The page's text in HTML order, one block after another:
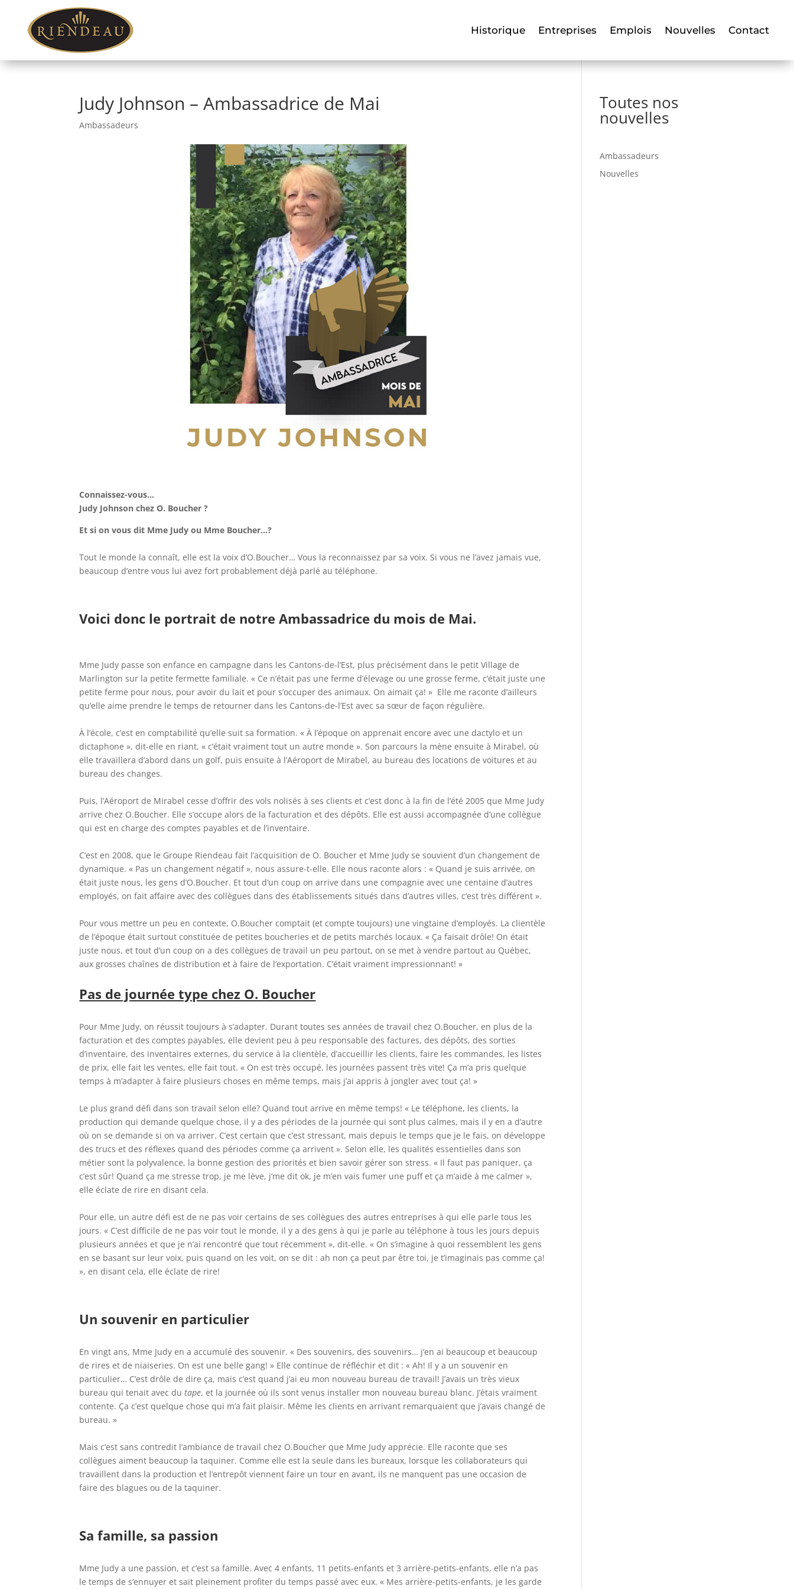
Historique Entreprises Emplois Nouvelles Contact
Judy Johnson – Ambassadrice de Mai
Ambassadeurs
Connaissez-vous…
Judy Johnson chez O. Boucher ?
Et si on vous dit Mme Judy ou Mme Boucher…?
Tout le monde la connaît, elle est la voix d’O.Boucher… Vous la reconnaissez par sa voix. Si vous ne l’avez jamais vue,
beaucoup d’entre vous lui avez fort probablement déjà parlé au téléphone.
Voici donc le portrait de notre Ambassadrice du mois de Mai.
Mme Judy passe son enfance en campagne dans les Cantons-de-l’Est, plus précisément dans le petit Village de
Marlington sur la petite fermette familiale. « Ce n’était pas une ferme d’élevage ou une grosse ferme, c’était juste une
petite ferme pour nous, pour avoir du lait et pour s’occuper des animaux. On aimait ça! » Elle me raconte d’ailleurs
qu’elle aime prendre le temps de retourner dans les Cantons-de-l’Est avec sa sœur de façon régulière.
À l’école, c’est en comptabilité qu’elle suit sa formation. « À l’époque on apprenait encore avec une dactylo et un
dictaphone », dit-elle en riant, « c’était vraiment tout un autre monde ». Son parcours la mène ensuite à Mirabel, où
elle travaillera d’abord dans un golf, puis ensuite à l’Aéroport de Mirabel, au bureau des locations de voitures et au
bureau des changes.
Puis, l’Aéroport de Mirabel cesse d’offrir des vols nolisés à ses clients et c’est donc à la fin de l’été 2005 que Mme Judy
arrive chez O.Boucher. Elle s’occupe alors de la facturation et des dépôts. Elle est aussi accompagnée d’une collègue
qui est en charge des comptes payables et de l’inventaire.
C’est en 2008, que le Groupe Riendeau fait l’acquisition de O. Boucher et Mme Judy se souvient d’un changement de
dynamique. « Pas un changement négatif », nous assure-t-elle. Elle nous raconte alors : « Quand je suis arrivée, on
était juste nous, les gens d’O.Boucher. Et tout d’un coup on arrive dans une compagnie avec une centaine d’autres
employés, on fait affaire avec des collègues dans des établissements situés dans d’autres villes, c’est très différent ».
Pour vous mettre un peu en contexte, O.Boucher comptait (et compte toujours) une vingtaine d’employés. La clientèle
de l’époque était surtout constituée de petites boucheries et de petits marchés locaux. « Ça faisait drôle! On était
juste nous, et tout d’un coup on a des collègues de travail un peu partout, on se met à vendre partout au Québec,
aux grosses chaînes de distribution et à faire de l’exportation. C’était vraiment impressionnant! »
Pas de journée type chez O. Boucher
Pour Mme Judy, on réussit toujours à s’adapter. Durant toutes ses années de travail chez O.Boucher, en plus de la
facturation et des comptes payables, elle devient peu à peu responsable des factures, des dépôts, des sorties
d’inventaire, des inventaires externes, du service à la clientèle, d’accueillir les clients, faire les commandes, les listes
de prix, elle fait les ventes, elle fait tout. « On est très occupé, les journées passent très vite! Ça m’a pris quelque
temps à m’adapter à faire plusieurs choses en même temps, mais j’ai appris à jongler avec tout ça! »
Le plus grand défi dans son travail selon elle? Quand tout arrive en même temps! « Le téléphone, les clients, la
production qui demande quelque chose, il y a des périodes de la journée qui sont plus calmes, mais il y en a d’autre
où on se demande si on va arriver. C’est certain que c’est stressant, mais depuis le temps que je le fais, on développe
des trucs et des réflexes quand des périodes comme ça arrivent ». Selon elle, les qualités essentielles dans son
métier sont la polyvalence, la bonne gestion des priorités et bien savoir gérer son stress. « Il faut pas paniquer, ça
c’est sûr! Quand ça me stresse trop, je me lève, j’me dit ok, je m’en vais fumer une puff et ça m’aide à me calmer »,
elle éclate de rire en disant cela.
Pour elle, un autre défi est de ne pas voir certains de ses collègues des autres entreprises à qui elle parle tous les
jours. « C’est difficile de ne pas voir tout le monde, il y a des gens à qui je parle au téléphone à tous les jours depuis
plusieurs années et que je n’ai rencontré que tout récemment », dit-elle. « On s’imagine à quoi ressemblent les gens
en se basant sur leur voix, puis quand on les voit, on se dit : ah non ça peut par être toi, je t’imaginais pas comme ça!
», en disant cela, elle éclate de rire!
Un souvenir en particulier
En vingt ans, Mme Judy en a accumulé des souvenir. « Des souvenirs, des souvenirs… j’en ai beaucoup et beaucoup
de rires et de niaiseries. On est une belle gang! » Elle continue de réfléchir et dit : « Ah! Il y a un souvenir en
particulier… C’est drôle de dire ça, mais c’est quand j’ai eu mon nouveau bureau de travail! J’avais un très vieux
bureau qui tenait avec dutape, et la journée où ils sont venus installer mon nouveau bureau blanc. J’étais vraiment
contente. Ça c’est quelque chose qui m’a fait plaisir. Même les clients en arrivant remarquaient que j’avais changé de
bureau. »
Mais c’est sans contredit l’ambiance de travail chez O.Boucher que Mme Judy apprécie. Elle raconte que ses
collègues aiment beaucoup la taquiner. Comme elle est la seule dans les bureaux, lorsque les collaborateurs qui
travaillent dans la production et l’entrepôt viennent faire un tour en avant, ils ne manquent pas une occasion de
faire des blagues ou de la taquiner.
Sa famille, sa passion
Mme Judy a une passion, et c’est sa famille. Avec 4 enfants, 11 petits-enfants et 3 arrière-petits-enfants, elle n’a pas
le temps de s’ennuyer et sait pleinement profiter du temps passé avec eux. « Mes arrière-petits-enfants, je les garde
Toutes nos
nouvelles
Ambassadeurs
Nouvelles